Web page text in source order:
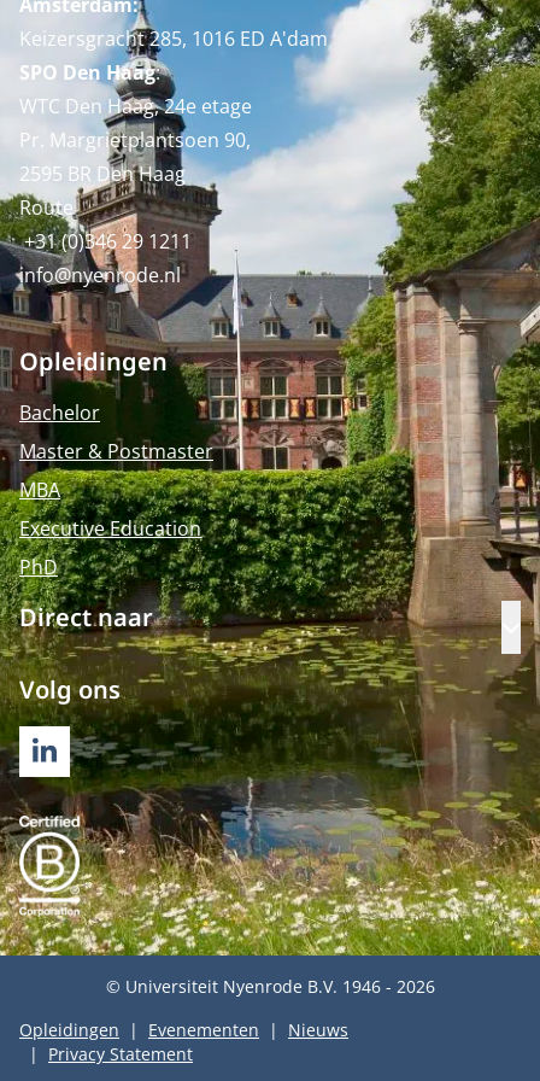
Keizersgracht 285, 1016 ED A'dam
SPO Den Haag:
WTC Den Haag, 24e etage
Pr. Margrietplantsoen 90,
2595 BR Den Haag
Route
+31 (0)346 29 1211
info@nyenrode.nl
Opleidingen
Bachelor
Master & Postmaster
MBA
Executive Education
PhD
Direct naar
Volg ons
LINKEDIN
© Universiteit Nyenrode B.V. 1946 - 2026
Opleidingen
Evenementen
Nieuws
Privacy Statement